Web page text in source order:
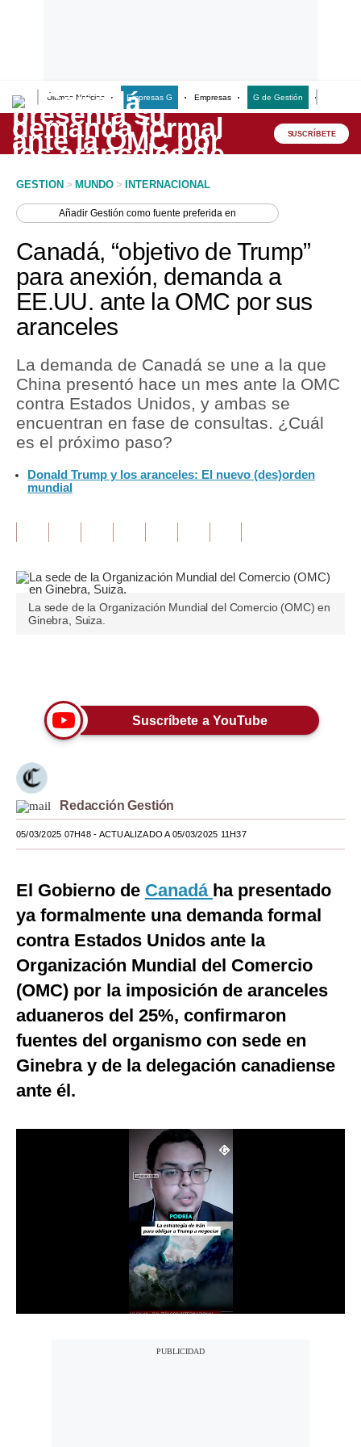
Últimas Noticias Empresas G Empresas G de Gestión
Lo último
Peru Quiosco
Economía
Mercados
Perú
Política
Tu Dinero
Finanzas Personales
Plus G
Opinión
Pregunta de hoy
Blogs
Viajes
Estilos
Mundo
España
Internacional
Tecnología
Mix
G de Gestión
SUSCRÍBETE
GESTION > MUNDO > INTERNACIONAL
AñadirGestión como fuente preferida en
Canadá, “objetivo de Trump”
para anexión, demanda a
EE.UU. ante la OMC por sus
aranceles
La demanda de Canadá se une a la que
China presentó hace un mes ante la OMC
contra Estados Unidos, y ambas se
encuentran en fase de consultas. ¿Cuál
es el próximo paso?
Donald Trump y los aranceles: El nuevo (des)orden
mundial
La sede de la Organización Mundial del Comercio (OMC) en
Ginebra, Suiza.
Suscríbete a YouTube
Redacción Gestión
05/03/2025 07H48- ACTUALIZADO A 05/03/2025 11H37
El Gobierno de Canadá ha presentado
ya formalmente una demanda formal
contra Estados Unidos ante la
Organización Mundial del Comercio
(OMC) por la imposición de aranceles
aduaneros del 25%, confirmaron
fuentes del organismo con sede en
Ginebra y de la delegación canadiense
ante él.